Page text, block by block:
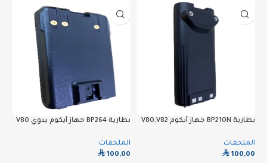
بطارية BP210N جهاز آيكوم V80,V82
الملحقات
⃁ 100,00
بطارية BP264 جهاز آيكوم يدوي V80
الملحقات
⃁ 100,00